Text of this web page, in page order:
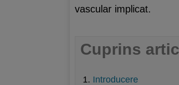
vascular implicat.
Cuprins
Introducere